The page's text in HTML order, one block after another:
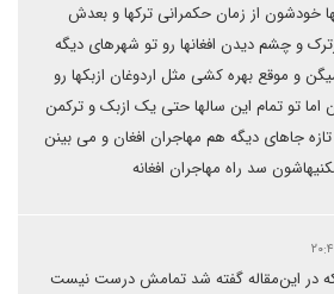
خودشون از زمان حکمرانی ترکها و بعدش
و چشم دیدن افغانها رو تو شهرهای دیگه
و موقع بهره کشی مثل اردوغان ازبکها رو
اما تو تمام این سالها حتی یک ازبک و ترکمن
جاهای دیگه هم مهاجران افغان و می بینن
سد راه مهاجران افغانه
در این‌مقاله گفته شد تمامش درست نیست